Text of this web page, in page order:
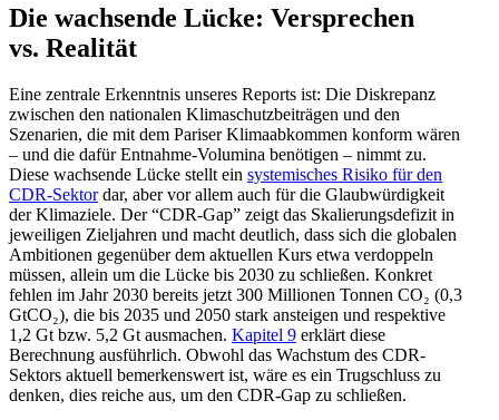
Die wachsende Lücke: Versprechen
vs. Realität
Eine zentrale Erkenntnis unseres Reports ist: Die Diskrepanz
zwischen den natio­nalen Klima­schutz­bei­trägen und den
Szenarien, die mit dem Pariser Klima­ab­kommen konform wären
– und die dafür Entnahme-Volumina benötigen – nimmt zu.
Diese wachsende Lücke stellt ein syste­mi­sches Risiko für den
CDR-Sektordar, aber vor allem auch für die Glaub­wür­digkeit
der Klima­ziele. Der “CDR-Gap” zeigt das Skalie­rungs­de­fizit in
jewei­ligen Zieljahren und macht deutlich, dass sich die globalen
Ambitionen gegenüber dem aktuellen Kurs etwa verdoppeln
müssen, allein um die Lücke bis 2030 zu schließen. Konkret
fehlen im Jahr 2030 bereits jetzt 300 Millionen Tonnen CO₂ (0,3
GtCO₂), die bis 2035 und 2050 stark ansteigen und respektive
1,2 Gt bzw. 5,2 Gt ausmachen. Kapitel 9 erklärt diese
Berechnung ausführlich. Obwohl das Wachstum des CDR-
Sektors aktuell bemer­kenswert ist, wäre es ein Trugschluss zu
denken, dies reiche aus, um den CDR-Gap zu schließen.